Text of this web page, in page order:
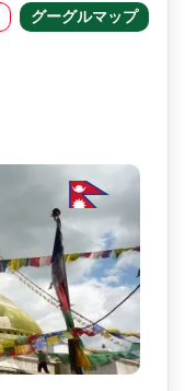
グーグルマップ